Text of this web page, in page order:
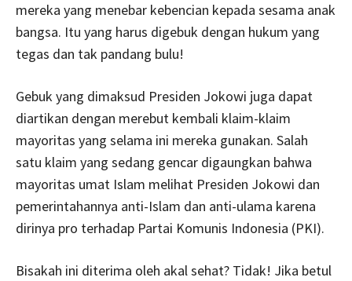
mereka yang menebar kebencian kepada sesama anak
bangsa. Itu yang harus digebuk dengan hukum yang
tegas dan tak pandang bulu!
Gebuk yang dimaksud Presiden Jokowi juga dapat
diartikan dengan merebut kembali klaim-klaim
mayoritas yang selama ini mereka gunakan. Salah
satu klaim yang sedang gencar digaungkan bahwa
mayoritas umat Islam melihat Presiden Jokowi dan
pemerintahannya anti-Islam dan anti-ulama karena
dirinya pro terhadap Partai Komunis Indonesia (PKI).
Bisakah ini diterima oleh akal sehat? Tidak! Jika betul